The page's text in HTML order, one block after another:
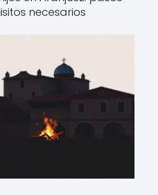
necesarios